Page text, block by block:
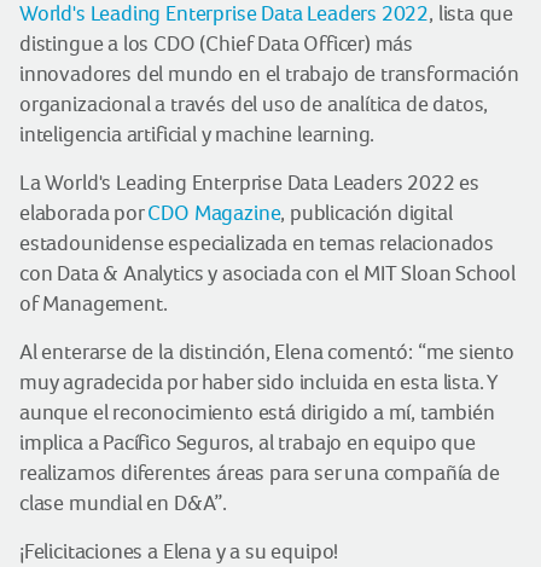
World's Leading Enterprise Data Leaders 2022, lista que
distingue a los CDO (Chief Data Officer) más
innovadores del mundo en el trabajo de transformación
organizacional a través del uso de analítica de datos,
inteligencia artificial y machine learning.
La World's Leading Enterprise Data Leaders 2022 es
elaborada porCDO Magazine, publicación digital
estadounidense especializada en temas relacionados
con Data & Analytics y asociada con el MIT Sloan School
of Management.
Al enterarse de la distinción, Elena comentó: “me siento
muy agradecida por haber sido incluida en esta lista. Y
aunque el reconocimiento está dirigido a mí, también
implica a Pacífico Seguros, al trabajo en equipo que
realizamos diferentes áreas para ser una compañía de
clase mundial en D&A”.
¡Felicitaciones a Elena y a su equipo!